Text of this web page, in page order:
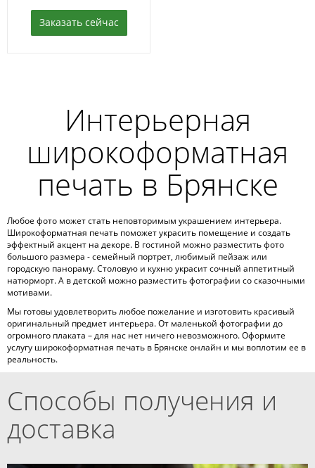
Заказать сейчас
Интерьерная
широкоформатная
печать в Брянске
Любое фото может стать неповторимым украшением интерьера.
Широкоформатная печать поможет украсить помещение и создать
эффектный акцент на декоре. В гостиной можно разместить фото
большого размера - семейный портрет, любимый пейзаж или
городскую панораму. Столовую и кухню украсит сочный аппетитный
натюрморт. А в детской можно разместить фотографии со сказочными
мотивами.
Мы готовы удовлетворить любое пожелание и изготовить красивый
оригинальный предмет интерьера. От маленькой фотографии до
огромного плаката – для нас нет ничего невозможного. Оформите
услугу широкоформатная печать в Брянске онлайн и мы воплотим ее в
реальность.
Способы получения и
доставка